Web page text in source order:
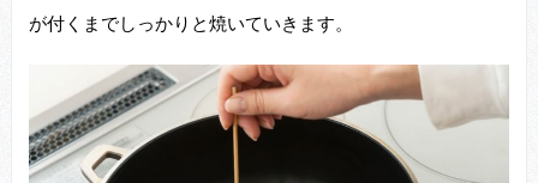
が付くまでしっかりと焼いていきます。